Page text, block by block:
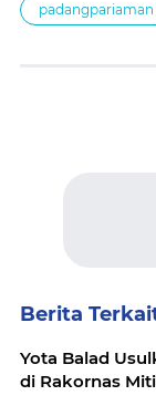
padangpariaman
Berita
Yota Balad
di Rakornas